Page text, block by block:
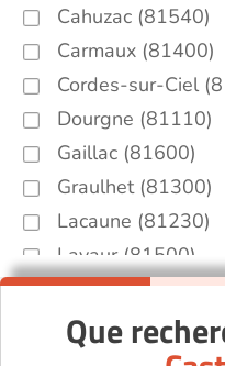
Cahuzac (81540)
Carmaux (81400)
Cordes-sur-Ciel
Dourgne (81110)
Gaillac (81600)
Graulhet (81300)
Lacaune (81230)
Lavaur (81500)
Lescure-
Mazamet (81200)
Monestiés (81640)
Que